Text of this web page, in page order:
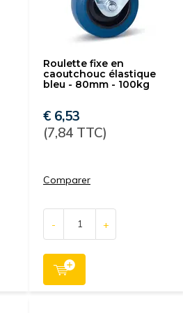
Roulette fixe en
caoutchouc élastique
bleu - 80mm - 100kg
€ 6,53
(7,84 TTC)
Comparer
- +